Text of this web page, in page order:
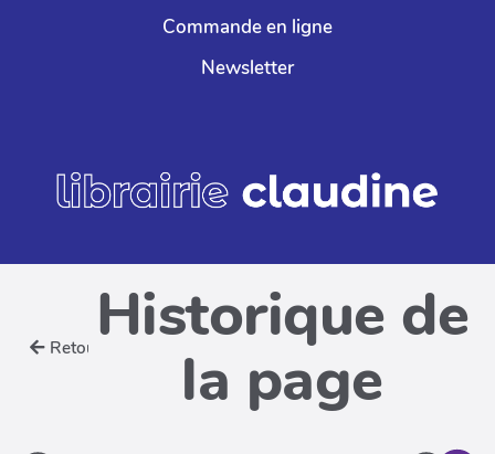
Commande en ligne
Newsletter
Retour Historique de
la page